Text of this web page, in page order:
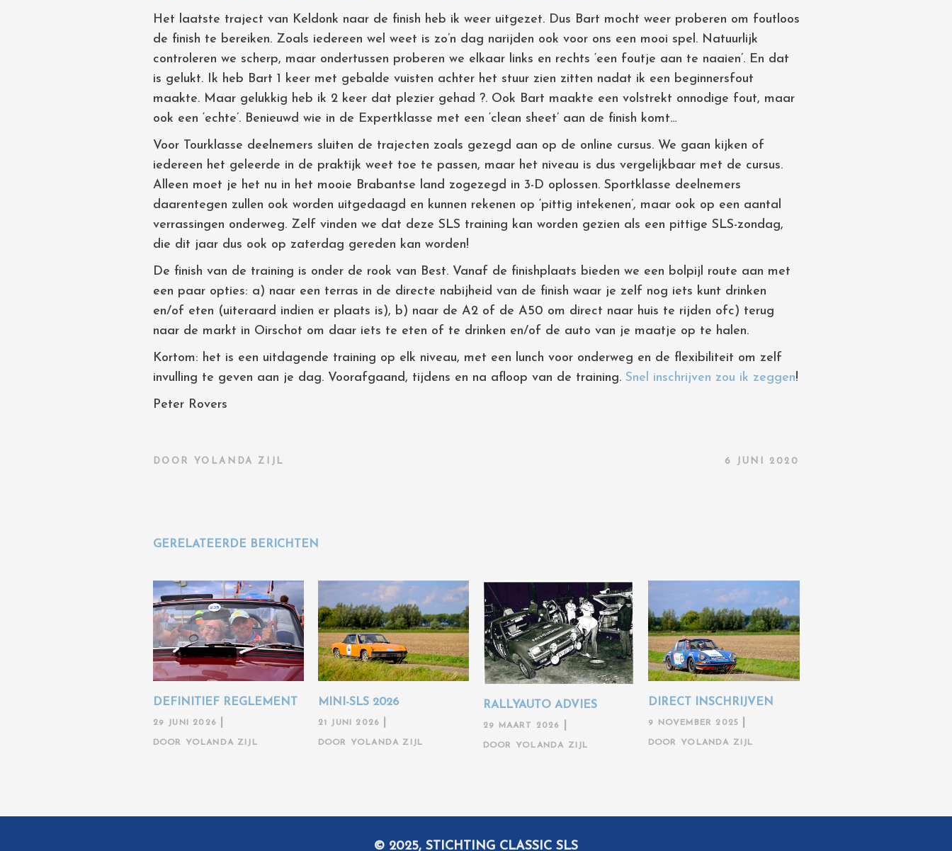
Het laatste traject van Keldonk naar de finish heb ik weer uitgezet. Dus Bart mocht weer proberen om foutloos
de finish te bereiken. Zoals iedereen wel weet is zo’n dag narijden ook voor ons een mooi spel. Natuurlijk
controleren we scherp, maar ondertussen proberen we elkaar links en rechts ‘een foutje aan te naaien’. En dat
is gelukt. Ik heb Bart 1 keer met gebalde vuisten achter het stuur zien zitten nadat ik een beginnersfout
maakte. Maar gelukkig heb ik 2 keer dat plezier gehad ?. Ook Bart maakte een volstrekt onnodige fout, maar
ook een ‘echte’. Benieuwd wie in de Expertklasse met een ‘clean sheet’ aan de finish komt…
Voor Tourklasse deelnemers sluiten de trajecten zoals gezegd aan op de online cursus. We gaan kijken of
iedereen het geleerde in de praktijk weet toe te passen, maar het niveau is dus vergelijkbaar met de cursus.
Alleen moet je het nu in het mooie Brabantse land zogezegd in 3-D oplossen. Sportklasse deelnemers
daarentegen zullen ook worden uitgedaagd en kunnen rekenen op ‘pittig intekenen’, maar ook op een aantal
verrassingen onderweg. Zelf vinden we dat deze SLS training kan worden gezien als een pittige SLS-zondag,
die dit jaar dus ook op zaterdag gereden kan worden!
De finish van de training is onder de rook van Best. Vanaf de finishplaats bieden we een bolpijl route aan met
een paar opties: a) naar een terras in de directe nabijheid van de finish waar je zelf nog iets kunt drinken
en/of eten (uiteraard indien er plaats is), b) naar de A2 of de A50 om direct naar huis te rijden ofc) terug
naar de markt in Oirschot om daar iets te eten of te drinken en/of de auto van je maatje op te halen.
Kortom: het is een uitdagende training op elk niveau, met een lunch voor onderweg en de flexibiliteit om zelf
invulling te geven aan je dag. Voorafgaand, tijdens en na afloop van de training. Snel inschrijven zou ik zeggen!
Peter Rovers
DOOR YOLANDA ZIJL 6 JUNI 2020
GERELATEERDE BERICHTEN
DEFINITIEF REGLEMENT
29 JUNI 2026
DOOR YOLANDA ZIJL
MINI-SLS 2026
21 JUNI 2026
DOOR YOLANDA ZIJL
RALLYAUTO ADVIES
29 MAART 2026
DOOR YOLANDA ZIJL
DIRECT INSCHRIJVEN
9 NOVEMBER 2025
DOOR YOLANDA ZIJL
© 2025, STICHTING CLASSIC SLS